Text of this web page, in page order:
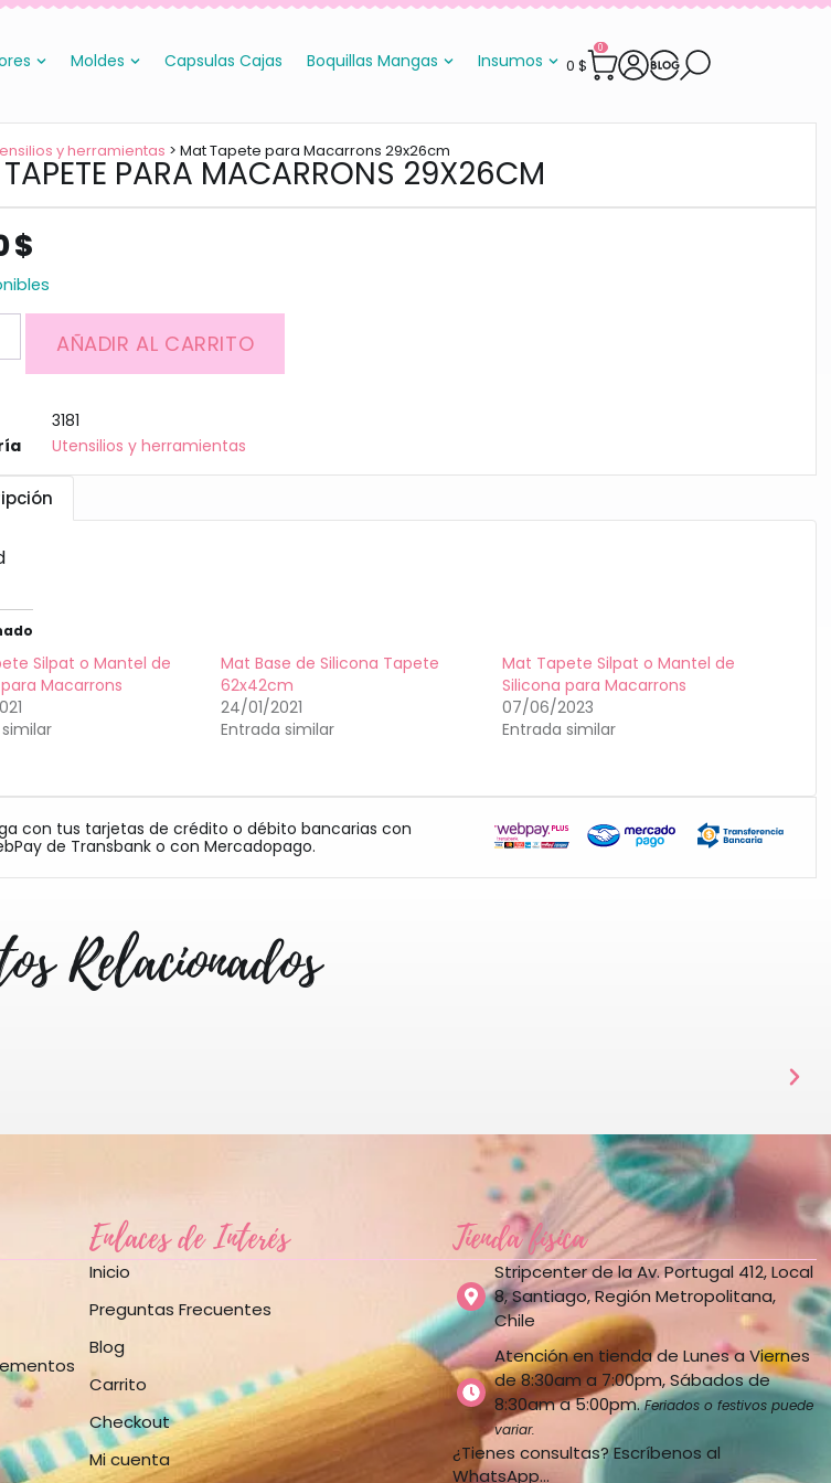
Moldes Capsulas Cajas Boquillas Mangas Insumos 0 $
0
y herramientas > Mat Tapete para Macarrons 29x26cm
PARA MACARRONS 29X26CM
$
AÑADIR AL CARRITO
3181
Utensilios y herramientas
Silpat o Mantel de
Macarrons
Mat Base de Silicona Tapete
62x42cm
24/01/2021
Entrada similar
Mat Tapete Silpat o Mantel de
Silicona para Macarrons
07/06/2023
Entrada similar
con tus tarjetas de crédito o débito bancarias con
de Transbank o con Mercadopago.
Relacionados
Enlaces de Interés
Inicio
Preguntas Frecuentes
Blog
Carrito
Checkout
Mi cuenta
Tienda física
Stripcenter de la Av. Portugal 412, Local
8, Santiago, Región Metropolitana,
Chile
Atención en tienda de Lunes a Viernes
de 8:30am a 7:00pm, Sábados de
8:30am a 5:00pm.Feriados o festivos puede
variar.
¿Tienes consultas? Escríbenos al
WhatsApp…